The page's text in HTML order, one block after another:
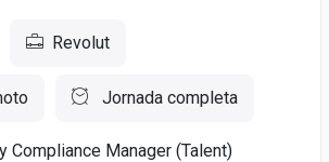
Revolut
Jornada completa
Compliance Manager (Talent)